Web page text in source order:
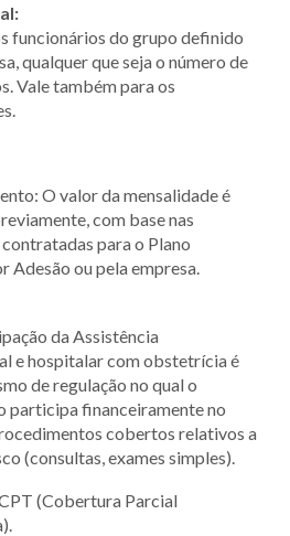
funcionários do grupo definido
qualquer que seja o número de
Vale também para os
O valor da mensalidade é
com base nas
para o Plano
Adesão ou pela empresa.
da Assistência
e hospitalar com obstetrícia é
de regulação no qual o
participa financeiramente no
cobertos relativos a
(consultas, exames simples).
(Cobertura Parcial